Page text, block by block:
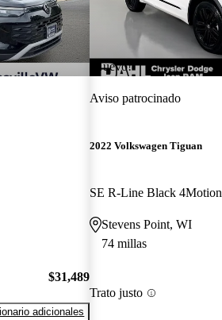
$31,489
adicionales
¡Nuevo!
Aviso patrocinado
2022 Volkswagen Tiguan
SE R-Line Black 4Motion
Stevens Point, WI
74 millas
Trato justo